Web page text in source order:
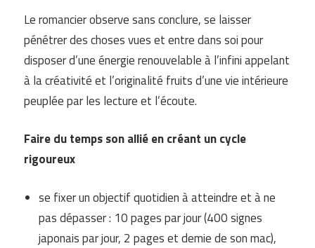
Le romancier observe sans conclure, se laisser
pénétrer des choses vues et entre dans soi pour
disposer d’une énergie renouvelable à l’infini appelant
à la créativité et l’originalité fruits d’une vie intérieure
peuplée par les lecture et l’écoute.
Faire du temps son allié en créant un cycle
rigoureux
se fixer un objectif quotidien à atteindre et à ne
pas dépasser : 10 pages par jour (400 signes
japonais par jour, 2 pages et demie de son mac),